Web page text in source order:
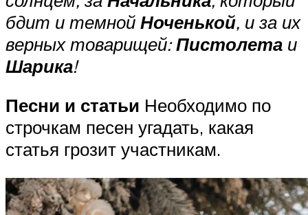
бдит и темной Ноченькой, и за их
верных товарищей:Пистолета и
Шарика!
Песни и статьи Необходимо по
строчкам песен угадать, какая
статья грозит участникам.